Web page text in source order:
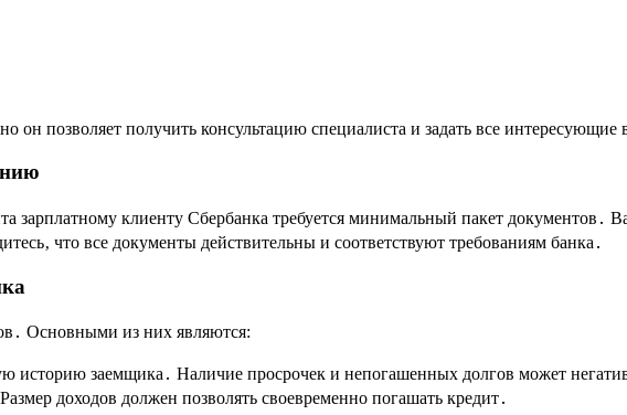
он позволяет получить консультацию специалиста и задать все интересующие
зарплатному клиенту Сбербанка требуется минимальный пакет документов․
что все документы действительны и соответствуют требованиям банка․
Основными из них являются:
историю заемщика․ Наличие просрочек и непогашенных долгов может
доходов должен позволять своевременно погашать кредит․